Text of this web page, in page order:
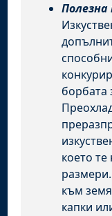
Полезна
борбата
което
към
капки